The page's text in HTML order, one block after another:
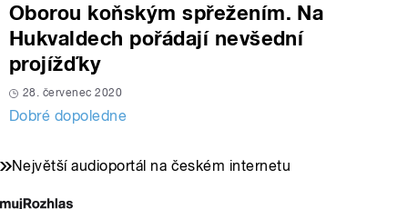
Oborou koňským spřežením. Na
Hukvaldech pořádají nevšední
projížďky
28. červenec 2020
Dobré dopoledne
Největší audioportál na českém internetu